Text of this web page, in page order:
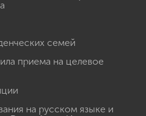
семей
приема на целевое
на русском языке и